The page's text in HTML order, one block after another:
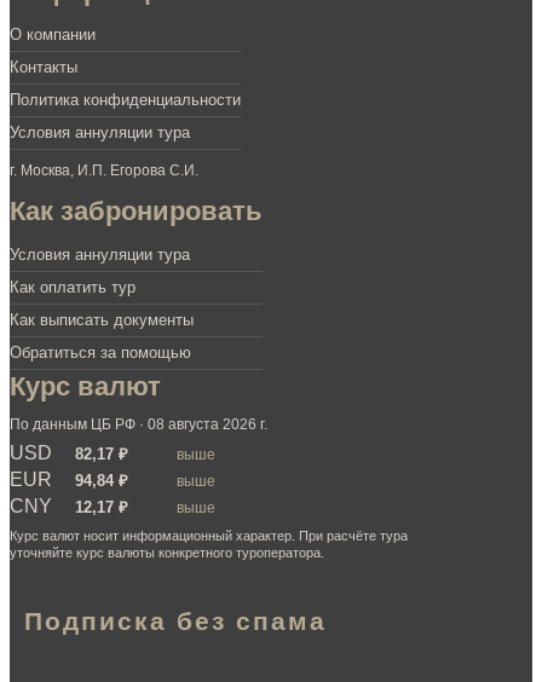
О компании
Контакты
Политика конфиденциальности
Условия аннуляции тура
г. Москва, И.П. Егорова С.И.
Как забронировать
Условия аннуляции тура
Как оплатить тур
Как выписать документы
Обратиться за помощью
Курс валют
По данным ЦБ РФ · 08 августа 2026 г.
USD 82,17 ₽ выше
EUR 94,84 ₽ выше
CNY 12,17 ₽ выше
Курс валют носит информационный характер. При расчёте тура
уточняйте курс валюты конкретного туроператора.
Подписка без спама